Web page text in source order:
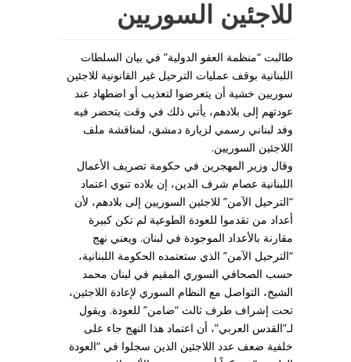
للاجئين السوريين
طالبت “منظمة العفو الدولية” في بيان السلطات
اللبنانية بوقف عمليات الترحيل غير القانونية للاجئين
سوريين خشية أن يتعرضوا لتعذيب أو اضطهاد عند
عودتهم إلى بلادهم، يأتي ذلك في وقت يتحضر فيه
وفد لبناني رسمي لزيارة دمشق، لمناقشة ملف
اللاجئين السوريين.
وقال وزير المهجرين في حكومة تصريف الأعمال
اللبنانية عصام شرف الدين، إن بلاده تنوي اعتماد
“الترحيل الآمن” للاجئين السوريين إلى بلادهم، لأن
أعداد من تقدموا للعودة الطوعية لم تكن كبيرة
مقارنة بالأعداد الموجودة في لبنان. ويعني نهج
“الترحيل الآمن” الذي ستعتمده الحكومة اللبنانية،
حسب الصحافي السوري المقيم في لبنان محمد
الشيخ، التواصل مع النظام السوري لإعادة اللاجئين،
تحت إشراف طرف ثالث “ضامن” للعودة. ويقول
لـ”القدس العربي”، أن اعتماد هذا النهج جاء على
خلفية ضعف عدد اللاجئين الذين سجلوا في “العودة